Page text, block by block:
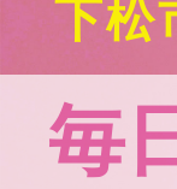
下松
毎